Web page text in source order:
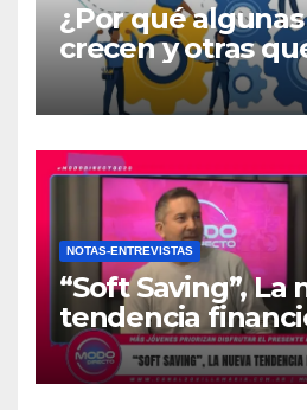
¿Por qué
crecen y otras
atrapadas en el
NOTAS-ENTREVISTAS
“Soft Saving”, La
tendencia
generación Z